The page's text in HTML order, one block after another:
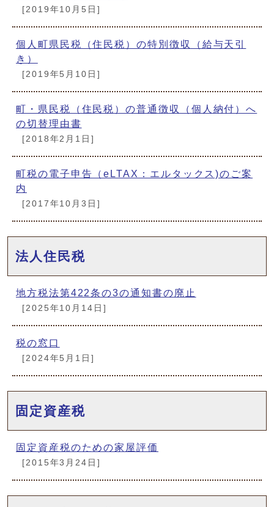
[2019年10月5日]
個人町県民税（住民税）の特別徴収（給与天引
き）
[2019年5月10日]
町・県民税（住民税）の普通徴収（個人納付）へ
の切替理由書
[2018年2月1日]
町税の電子申告（eLTAX：エルタックス)のご案
内
[2017年10月3日]
法人住民税
地方税法第422条の3の通知書の廃止
[2025年10月14日]
税の窓口
[2024年5月1日]
固定資産税
固定資産税のための家屋評価
[2015年3月24日]